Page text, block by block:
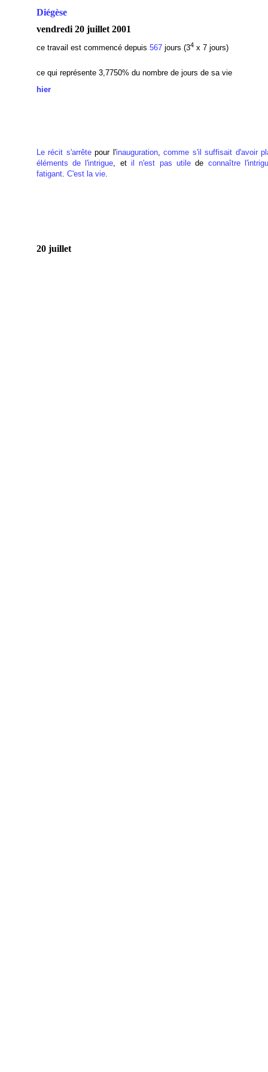
Diégèse
vendredi 20 juillet 2001
ce travail est commencé depuis 567jours (34x 7 jours)
ce qui représente 3,7750% du nombre de jours de sa vie
hier
Le récit s'arrêtepour l'inauguration, comme s'il suffisait d'avoir
éléments de l'intrigue, et il n'est pas utile de connaître
fatigant. C'est la vie.
20 juillet